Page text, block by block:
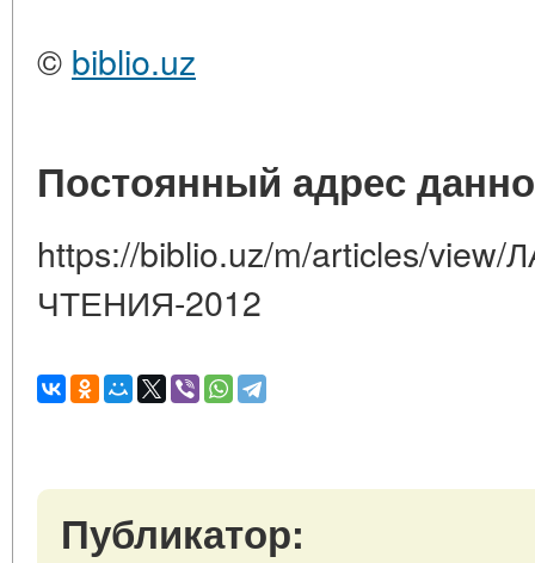
© biblio.uz
Постоянный адрес
https://biblio.uz/m/articles/
ЧТЕНИЯ-2012
Публикатор: